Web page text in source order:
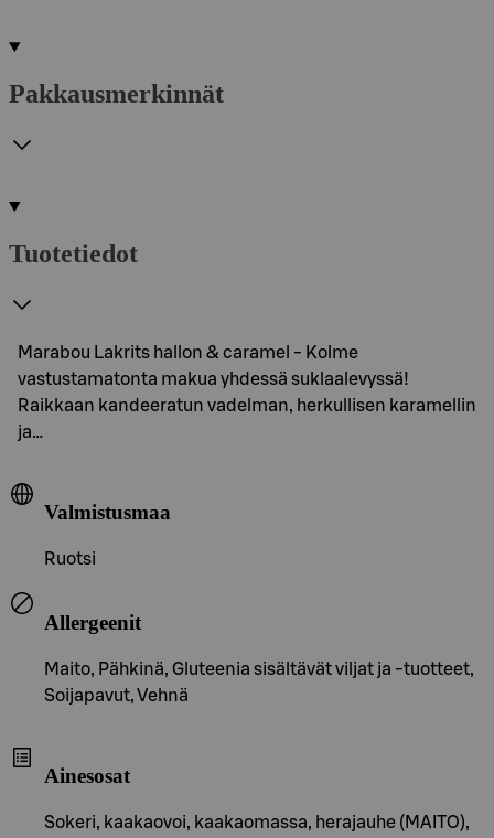
Pakkausmerkinnät
Tuotetiedot
Marabou Lakrits hallon & caramel - Kolme
vastustamatonta makua yhdessä suklaalevyssä!
Raikkaan kandeeratun vadelman, herkullisen karamellin
ja…
Valmistusmaa
Ruotsi
Allergeenit
Maito, Pähkinä, Gluteenia sisältävät viljat ja -tuotteet,
Soijapavut, Vehnä
Ainesosat
Sokeri, kaakaovoi, kaakaomassa, herajauhe (MAITO),